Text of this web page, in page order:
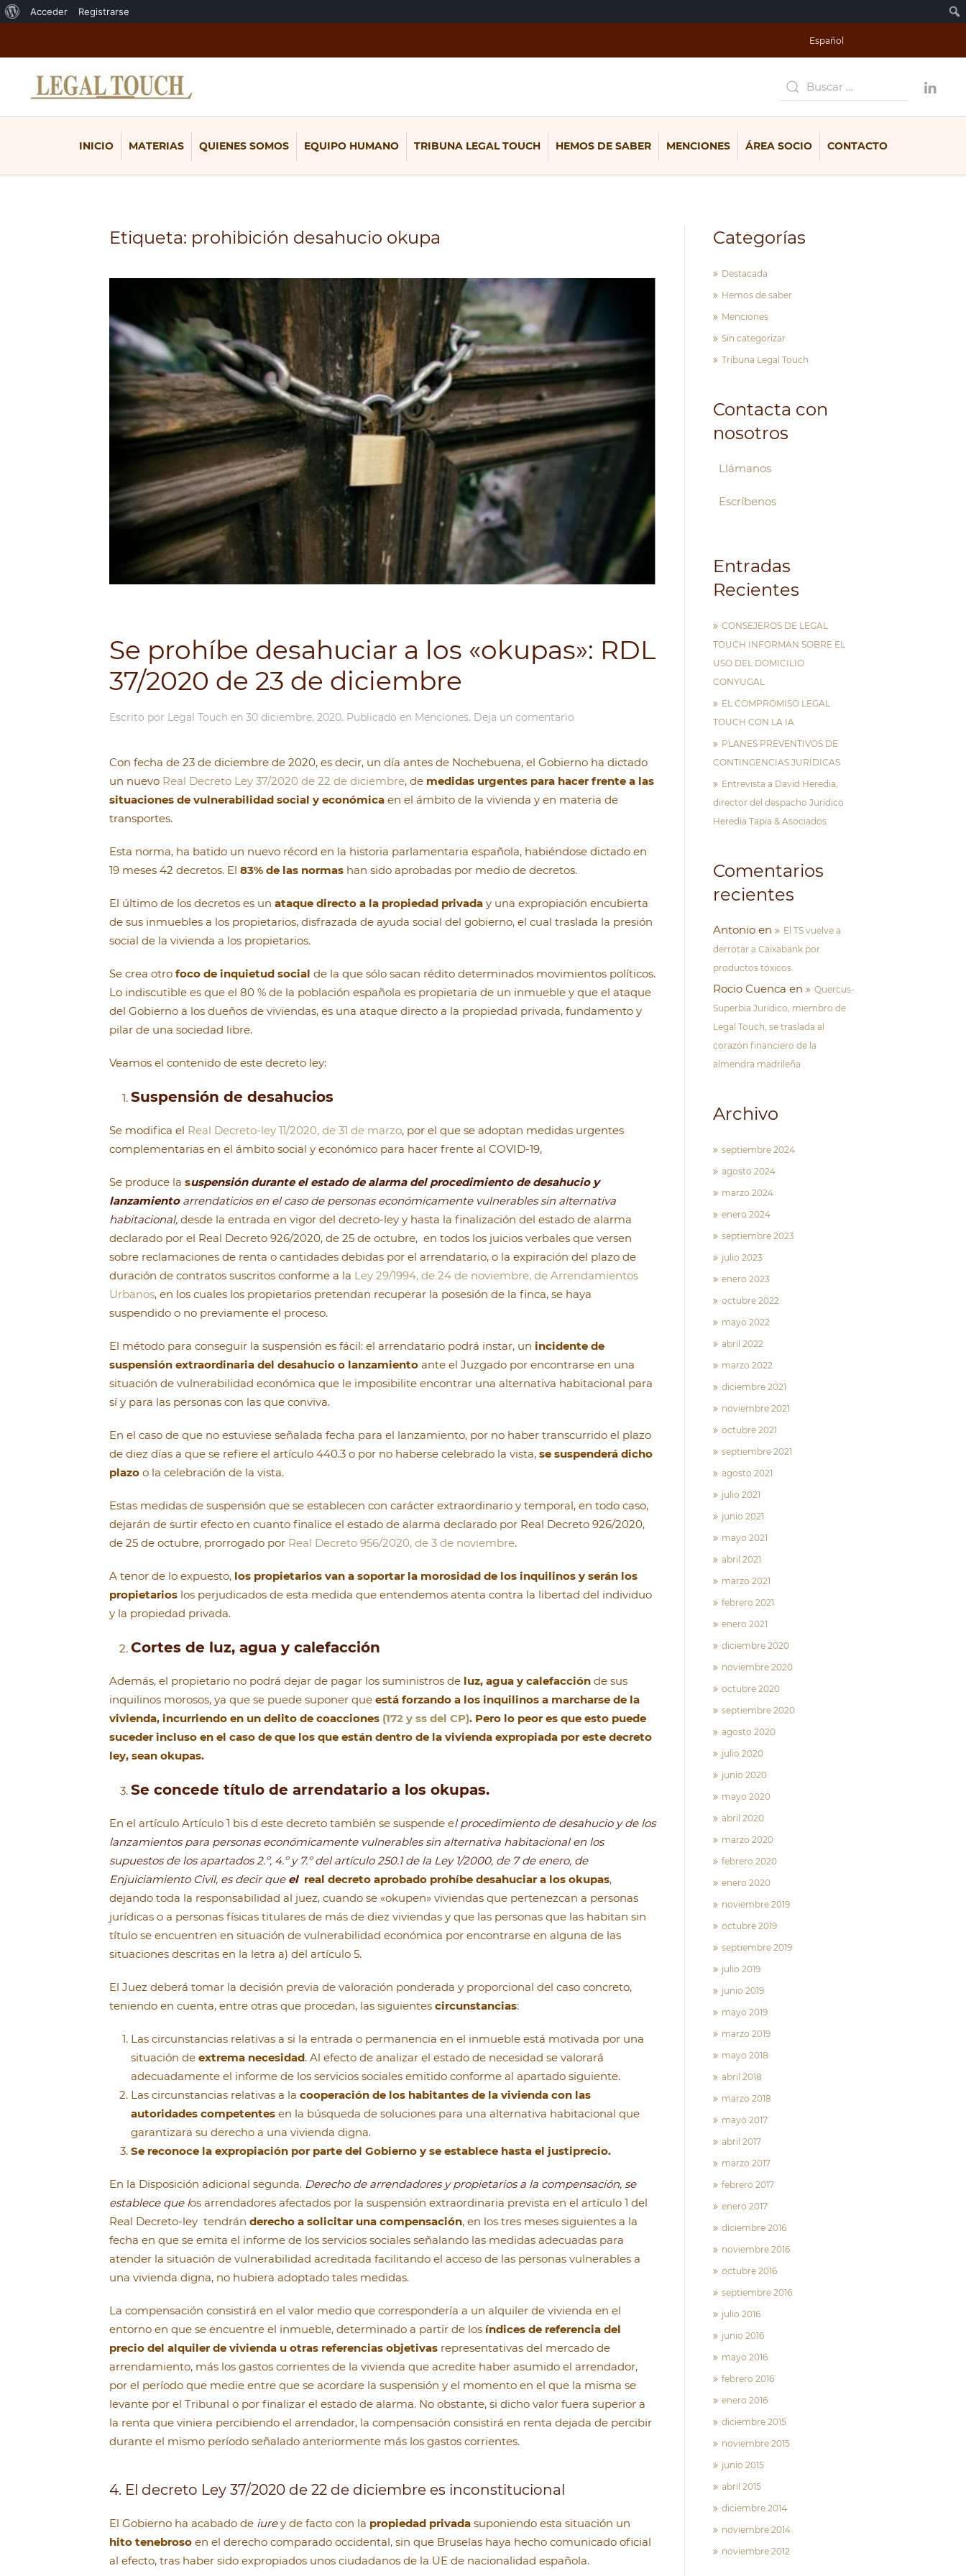
Acerca
WordPress
Acceder Registrarse
Español
INICIO MATERIAS QUIENES SOMOS EQUIPO HUMANO TRIBUNA LEGAL TOUCH HEMOS DE SABER MENCIONES ÁREA SOCIO CONTACTO
Etiqueta: prohibición desahucio okupa
Se prohíbe desahuciar a los «okupas»: RDL
37/2020 de 23 de diciembre
Escrito por Legal Touch en 30 diciembre, 2020. Publicado en Menciones. Deja un comentario
Con fecha de 23 de diciembre de 2020, es decir, un día antes de Nochebuena, el Gobierno ha dictado
un nuevo Real Decreto Ley 37/2020 de 22 de diciembre, de medidas urgentes para hacer frente a las
situaciones de vulnerabilidad social y económica en el ámbito de la vivienda y en materia de
transportes.
Esta norma, ha batido un nuevo récord en la historia parlamentaria española, habiéndose dictado en
19 meses 42 decretos. El 83% de las normas han sido aprobadas por medio de decretos.
El último de los decretos es un ataque directo a la propiedad privada y una expropiación encubierta
de sus inmuebles a los propietarios, disfrazada de ayuda social del gobierno, el cual traslada la presión
social de la vivienda a los propietarios.
Se crea otro foco de inquietud social de la que sólo sacan rédito determinados movimientos políticos.
Lo indiscutible es que el 80 % de la población española es propietaria de un inmueble y que el ataque
del Gobierno a los dueños de viviendas, es una ataque directo a la propiedad privada, fundamento y
pilar de una sociedad libre.
Veamos el contenido de este decreto ley:
Suspensión de desahucios
Se modifica el Real Decreto-ley 11/2020, de 31 de marzo, por el que se adoptan medidas urgentes
complementarias en el ámbito social y económico para hacer frente al COVID-19,
Se produce la suspensión durante el estado de alarma del procedimiento de desahucio y
lanzamientoarrendaticios en el caso de personas económicamente vulnerables sin alternativa
habitacional, desde la entrada en vigor del decreto-ley y hasta la finalización del estado de alarma
declarado por el Real Decreto 926/2020, de 25 de octubre, en todos los juicios verbales que versen
sobre reclamaciones de renta o cantidades debidas por el arrendatario, o la expiración del plazo de
duración de contratos suscritos conforme a la Ley 29/1994, de 24 de noviembre, de Arrendamientos
Urbanos, en los cuales los propietarios pretendan recuperar la posesión de la finca, se haya
suspendido o no previamente el proceso.
El método para conseguir la suspensión es fácil: el arrendatario podrá instar, un incidente de
suspensión extraordinaria del desahucio o lanzamiento ante el Juzgado por encontrarse en una
situación de vulnerabilidad económica que le imposibilite encontrar una alternativa habitacional para
sí y para las personas con las que conviva.
En el caso de que no estuviese señalada fecha para el lanzamiento, por no haber transcurrido el plazo
de diez días a que se refiere el artículo 440.3 o por no haberse celebrado la vista, se suspenderá dicho
plazo o la celebración de la vista.
Estas medidas de suspensión que se establecen con carácter extraordinario y temporal, en todo caso,
dejarán de surtir efecto en cuanto finalice el estado de alarma declarado por Real Decreto 926/2020,
de 25 de octubre, prorrogado por Real Decreto 956/2020, de 3 de noviembre.
A tenor de lo expuesto, los propietarios van a soportar la morosidad de los inquilinos y serán los
propietarios los perjudicados de esta medida que entendemos atenta contra la libertad del individuo
y la propiedad privada.
Cortes de luz, agua y calefacción
Además, el propietario no podrá dejar de pagar los suministros de luz, agua y calefacción de sus
inquilinos morosos, ya que se puede suponer que está forzando a los inquilinos a marcharse de la
vivienda, incurriendo en un delito de coacciones (172 y ss del CP). Pero lo peor es que esto puede
suceder incluso en el caso de que los que están dentro de la vivienda expropiada por este decreto
ley, sean okupas.
Se concede título de arrendatario a los okupas.
En el artículo Artículo 1 bis d este decreto también se suspende el procedimiento de desahucio y de los
lanzamientos para personas económicamente vulnerables sin alternativa habitacional en los
supuestos de los apartados 2.º, 4.º y 7.º del artículo 250.1 de la Ley 1/2000, de 7 de enero, de
Enjuiciamiento Civil, es decir que el real decreto aprobado prohíbe desahuciar a los okupas,
dejando toda la responsabilidad al juez, cuando se «okupen» viviendas que pertenezcan a personas
jurídicas o a personas físicas titulares de más de diez viviendas y que las personas que las habitan sin
título se encuentren en situación de vulnerabilidad económica por encontrarse en alguna de las
situaciones descritas en la letra a) del artículo 5.
El Juez deberá tomar la decisión previa de valoración ponderada y proporcional del caso concreto,
teniendo en cuenta, entre otras que procedan, las siguientes circunstancias:
Las circunstancias relativas a si la entrada o permanencia en el inmueble está motivada por una
situación de extrema necesidad. Al efecto de analizar el estado de necesidad se valorará
adecuadamente el informe de los servicios sociales emitido conforme al apartado siguiente.
Las circunstancias relativas a la cooperación de los habitantes de la vivienda con las
autoridades competentes en la búsqueda de soluciones para una alternativa habitacional que
garantizara su derecho a una vivienda digna.
Se reconoce la expropiación por parte del Gobierno y se establece hasta el justiprecio.
En la Disposición adicional segunda. Derecho de arrendadores y propietarios a la compensación, se
establece que los arrendadores afectados por la suspensión extraordinaria prevista en el artículo 1 del
Real Decreto-ley tendrán derecho a solicitar una compensación, en los tres meses siguientes a la
fecha en que se emita el informe de los servicios sociales señalando las medidas adecuadas para
atender la situación de vulnerabilidad acreditada facilitando el acceso de las personas vulnerables a
una vivienda digna, no hubiera adoptado tales medidas.
La compensación consistirá en el valor medio que correspondería a un alquiler de vivienda en el
entorno en que se encuentre el inmueble, determinado a partir de los índices de referencia del
precio del alquiler de vivienda u otras referencias objetivas representativas del mercado de
arrendamiento, más los gastos corrientes de la vivienda que acredite haber asumido el arrendador,
por el período que medie entre que se acordare la suspensión y el momento en el que la misma se
levante por el Tribunal o por finalizar el estado de alarma. No obstante, si dicho valor fuera superior a
la renta que viniera percibiendo el arrendador, la compensación consistirá en renta dejada de percibir
durante el mismo período señalado anteriormente más los gastos corrientes.
4. El decreto Ley 37/2020 de 22 de diciembre es inconstitucional
El Gobierno ha acabado de iurey de facto con la propiedad privada suponiendo esta situación un
hito tenebroso en el derecho comparado occidental, sin que Bruselas haya hecho comunicado oficial
al efecto, tras haber sido expropiados unos ciudadanos de la UE de nacionalidad española.
Categorías
Destacada
Hemos de saber
Menciones
Sin categorizar
Tribuna Legal Touch
Contacta con
nosotros
Llámanos
Escríbenos
Entradas
Recientes
CONSEJEROS DE LEGAL
TOUCH INFORMAN SOBRE EL
USO DEL DOMICILIO
CONYUGAL
EL COMPROMISO LEGAL
TOUCH CON LA IA
PLANES PREVENTIVOS DE
CONTINGENCIAS JURÍDICAS
Entrevista a David Heredia,
director del despacho Jurídico
Heredia Tapia & Asociados
Comentarios
recientes
Antonio en
El TS vuelve a
derrotar a Caixabank por
productos tóxicos.
Rocio Cuenca en
Quercus-
Superbia Jurídico, miembro de
Legal Touch, se traslada al
corazón financiero de la
almendra madrileña
Archivo
septiembre 2024
agosto 2024
marzo 2024
enero 2024
septiembre 2023
julio 2023
enero 2023
octubre 2022
mayo 2022
abril 2022
marzo 2022
diciembre 2021
noviembre 2021
octubre 2021
septiembre 2021
agosto 2021
julio 2021
junio 2021
mayo 2021
abril 2021
marzo 2021
febrero 2021
enero 2021
diciembre 2020
noviembre 2020
octubre 2020
septiembre 2020
agosto 2020
julio 2020
junio 2020
mayo 2020
abril 2020
marzo 2020
febrero 2020
enero 2020
noviembre 2019
octubre 2019
septiembre 2019
julio 2019
junio 2019
mayo 2019
marzo 2019
mayo 2018
abril 2018
marzo 2018
mayo 2017
abril 2017
marzo 2017
febrero 2017
enero 2017
diciembre 2016
noviembre 2016
octubre 2016
septiembre 2016
julio 2016
junio 2016
mayo 2016
febrero 2016
enero 2016
diciembre 2015
noviembre 2015
junio 2015
abril 2015
diciembre 2014
noviembre 2014
noviembre 2012